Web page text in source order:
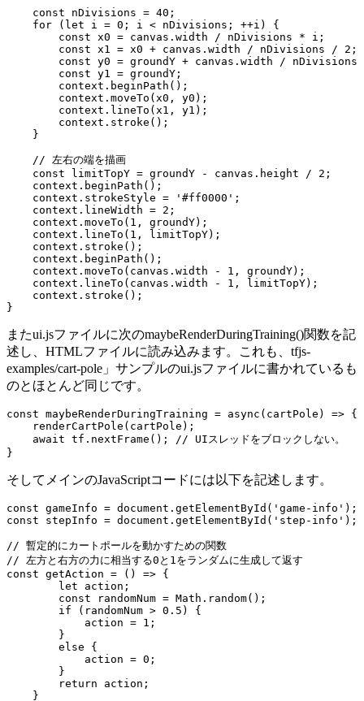
    const nDivisions = 40;
    for (let i = 0; i < nDivisions; ++i) {
        const x0 = canvas.width / nDivisions * i;
        const x1 = x0 + canvas.width / nDivisions / 2;
const y0 = groundY + canvas.width / nDivisions
        const y1 = groundY;
        context.beginPath();
        context.moveTo(x0, y0);
        context.lineTo(x1, y1);
        context.stroke();
    }
    // 左右の端を描画
    const limitTopY = groundY - canvas.height / 2;
    context.beginPath();
    context.strokeStyle = '#ff0000';
    context.lineWidth = 2;
    context.moveTo(1, groundY);
    context.lineTo(1, limitTopY);
    context.stroke();
    context.beginPath();
    context.moveTo(canvas.width - 1, groundY);
    context.lineTo(canvas.width - 1, limitTopY);
    context.stroke();
}
またui.jsファイルに次のmaybeRenderDuringTraining()関数を記
述し、HTMLファイルに読み込みます。これも、tfjs-
examples/cart-pole」サンプルのui.jsファイルに書かれているも
のとほとんど同じです。
const maybeRenderDuringTraining = async(cartPole) => {
    renderCartPole(cartPole);
    await tf.nextFrame(); // UIスレッドをブロックしない。
}
そしてメインのJavaScriptコードには以下を記述します。
const gameInfo = document.getElementById('game-info');
const stepInfo = document.getElementById('step-info');
// 暫定的にカートポールを動かすための関数
// 左方と右方の力に相当する0と1をランダムに生成して返す
const getAction = () => {
        let action;
        const randomNum = Math.random();
        if (randomNum > 0.5) {
            action = 1;
        }
        else {
            action = 0;
        }
        return action;
    }